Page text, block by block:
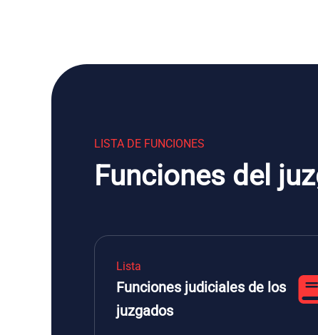
LISTA DE FUNCIONES
Funciones del
Lista
Funciones judiciales de los
juzgados